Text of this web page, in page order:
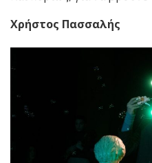
Χρήστος Πασσαλής